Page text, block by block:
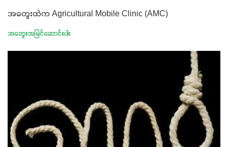
အတွေးထဲက Agricultural Mobile Clinic (AMC)
အတွေးအမြင်ဆောင်းပါး